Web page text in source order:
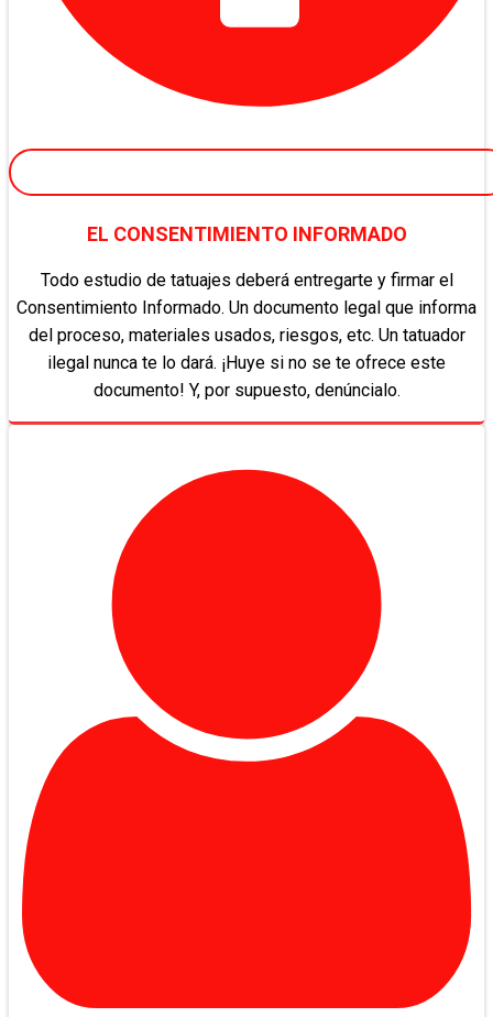
EL CONSENTIMIENTO INFORMADO
Todo estudio de tatuajes deberá entregarte y firmar el
Consentimiento Informado. Un documento legal que informa
del proceso, materiales usados, riesgos, etc. Un tatuador
ilegal nunca te lo dará. ¡Huye si no se te ofrece este
documento! Y, por supuesto, denúncialo.